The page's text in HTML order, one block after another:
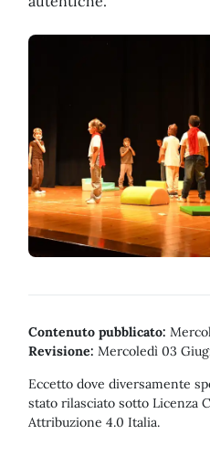
Contenuto pubblicato:
Revisione: Mercoledì 03
Eccetto dove diversamente
stato rilasciato sotto Licenza
Attribuzione 4.0 Italia.